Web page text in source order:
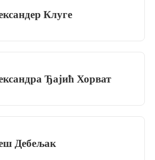
Клуге
Ђајић Хорват
Дебељак